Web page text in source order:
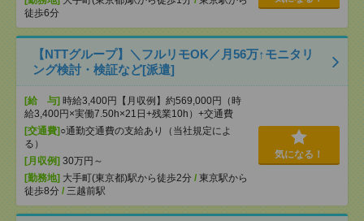
徒歩6分
【NTTグループ】＼フルリモOK／月56万↑モニタリ
ング検討・検証など[派遣]
[給 与] 時給3,400円【月収例】約569,000円（時
給3,400円×実働7.50h×21日+残業10h）+交通費
[交通費] ○通勤交通費の支給あり（当社規定によ
る）
[月収例] 30万円～
[勤務地] 大手町(東京都)駅から徒歩2分 / 東京駅から
徒歩8分 / 三越前駅
気になる！